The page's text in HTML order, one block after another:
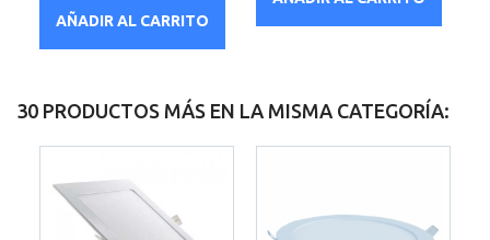
AÑADIR AL CARRITO
30 PRODUCTOS MÁS EN LA MISMA CATEGORÍA: